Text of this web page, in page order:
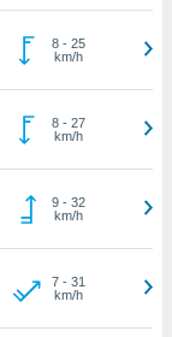
8- 25
km/h
8- 27
km/h
9- 32
km/h
7- 31
km/h